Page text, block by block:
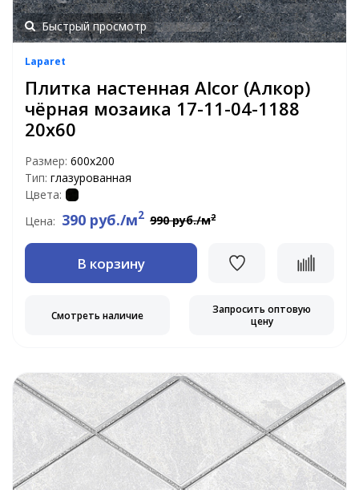
Быстрый просмотр
Laparet
Плитка настенная Alcor (Алкор)
чёрная мозаика 17-11-04-1188
20х60
Размер: 600х200
Тип: глазурованная
Цвета:
Цена: 390 руб./м2 990 руб./м2
В корзину
Смотреть наличие
Запросить оптовую
цену